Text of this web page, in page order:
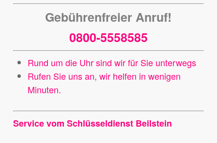
Gebührenfreier Anruf!
0800-5558585
Rund um die Uhr sind wir für Sie unterwegs
Rufen Sie uns an, wir helfen in wenigen
Minuten.
Service vom Schlüsseldienst Beilstein